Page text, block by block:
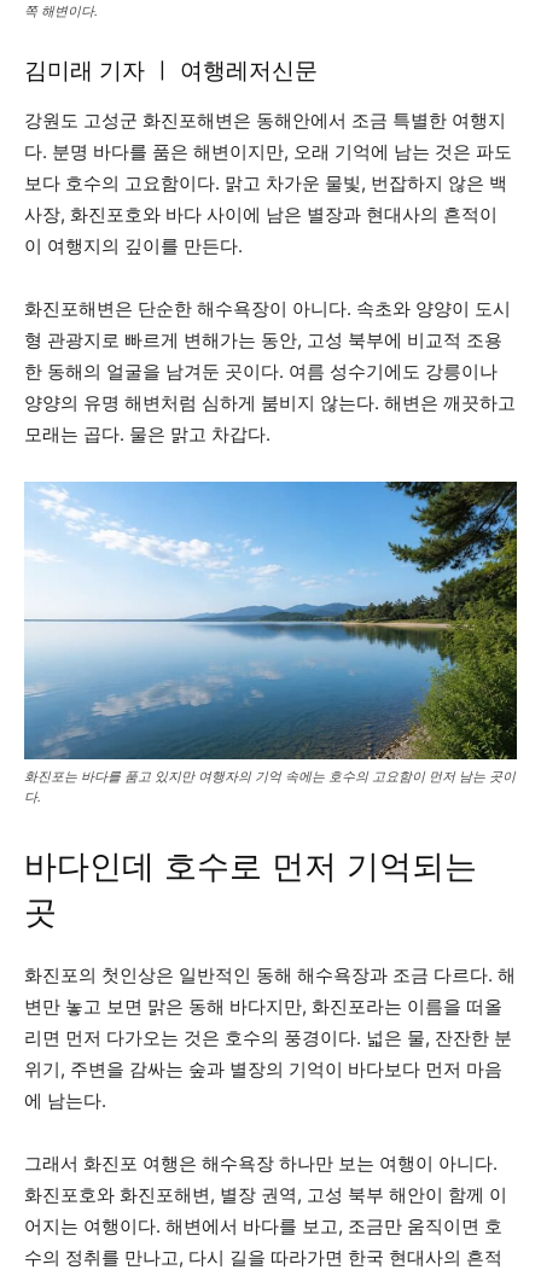
쪽 해변이다.
김미래 기자 ㅣ 여행레저신문
강원도 고성군 화진포해변은 동해안에서 조금 특별한 여행지
다. 분명 바다를 품은 해변이지만, 오래 기억에 남는 것은 파도
보다 호수의 고요함이다. 맑고 차가운 물빛, 번잡하지 않은 백
사장, 화진포호와 바다 사이에 남은 별장과 현대사의 흔적이
이 여행지의 깊이를 만든다.
화진포해변은 단순한 해수욕장이 아니다. 속초와 양양이 도시
형 관광지로 빠르게 변해가는 동안, 고성 북부에 비교적 조용
한 동해의 얼굴을 남겨둔 곳이다. 여름 성수기에도 강릉이나
양양의 유명 해변처럼 심하게 붐비지 않는다. 해변은 깨끗하고
모래는 곱다. 물은 맑고 차갑다.
화진포는 바다를 품고 있지만 여행자의 기억 속에는 호수의 고요함이 먼저 남는 곳이
다.
바다인데 호수로 먼저 기억되는
곳
화진포의 첫인상은 일반적인 동해 해수욕장과 조금 다르다. 해
변만 놓고 보면 맑은 동해 바다지만, 화진포라는 이름을 떠올
리면 먼저 다가오는 것은 호수의 풍경이다. 넓은 물, 잔잔한 분
위기, 주변을 감싸는 숲과 별장의 기억이 바다보다 먼저 마음
에 남는다.
그래서 화진포 여행은 해수욕장 하나만 보는 여행이 아니다.
화진포호와 화진포해변, 별장 권역, 고성 북부 해안이 함께 이
어지는 여행이다. 해변에서 바다를 보고, 조금만 움직이면 호
수의 정취를 만나고, 다시 길을 따라가면 한국 현대사의 흔적